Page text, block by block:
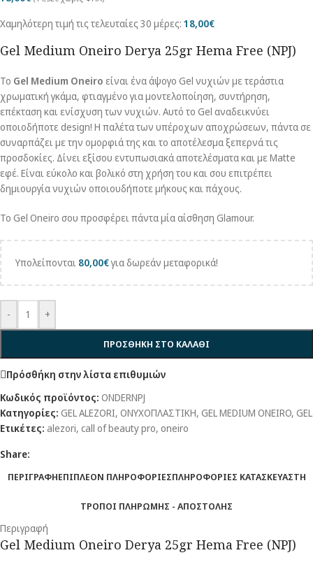
Χαμηλότερη τιμή τις τελευταίες 30 μέρες: 18,00€
Gel Medium Oneiro Derya 25gr Hema Free (NPJ)
Το Gel Medium Oneiro είναι ένα άψογο Gel νυχιών με τεράστια
χρωματική γκάμα, φτιαγμένο για μοντελοποίηση, συντήρηση,
επέκταση και ενίσχυση των νυχιών. Αυτό το Gel αναδεικνύει
οποιοδήποτε design! Η παλέτα των υπέροχων αποχρώσεων, πάντα σε
συναρπάζει με την ομορφιά της και το αποτέλεσμα ξεπερνά τις
προσδοκίες. Δίνει εξίσου εντυπωσιακά αποτελέσματα και με Matte
εφέ. Είναι εύκολο και βολικό στη χρήση του και σου επιτρέπει
δημιουργία νυχιών οποιουδήποτε μήκους και πάχους.
Το Gel Oneiro σου προσφέρει πάντα μία αίσθηση Glamour.
Υπολείπονται 80,00€για δωρεάν μεταφορικά!
- +
ΠΡΟΣΘΗΚΗ ΣΤΟ ΚΑΛΑΘΙ
Πρόσθήκη στην λίστα επιθυμιών
Κωδικός προϊόντος: ONDERNPJ
Κατηγορίες: GEL ALEZORI, ΟΝΥΧΟΠΛΑΣΤΙΚΗ, GEL MEDIUM ONEIRO, GEL
Ετικέτες: alezori, call of beauty pro, oneiro
Share:
ΠΕΡΙΓΡΑΦΗΕΠΙΠΛΕΟΝ ΠΛΗΡΟΦΟΡΙΕΣΠΛΗΡΟΦΟΡΙΕΣ ΚΑΤΑΣΚΕΥΑΣΤΗ
ΤΡΟΠΟΙ ΠΛΗΡΩΜΗΣ - ΑΠΟΣΤΟΛΗΣ
Περιγραφή
Gel Medium Oneiro Derya 25gr Hema Free (NPJ)